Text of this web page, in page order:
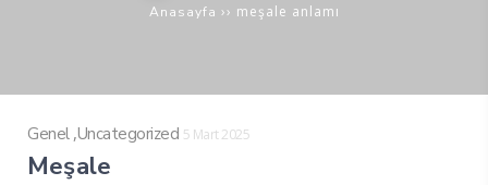
Anasayfa ›› meşale anlamı
Genel,Uncategorized 5 Mart 2025
Meşale